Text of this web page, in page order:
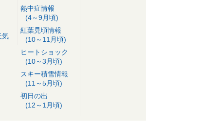
気
熱中症情報
(4～9月頃)
紅葉見頃情報
(10～11月頃)
ヒートショック
(10～3月頃)
スキー積雪情報
(11～5月頃)
初日の出
(12～1月頃)